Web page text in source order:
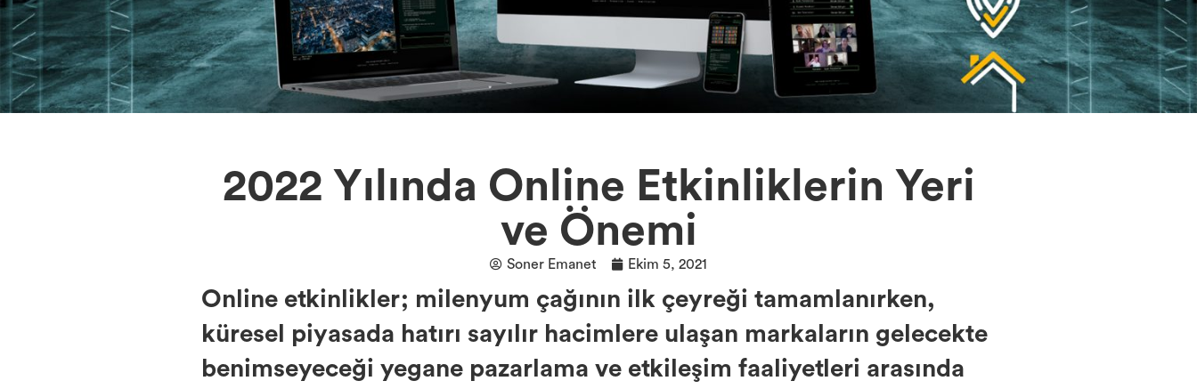
2022 Yılında Online Etkinliklerin Yeri
ve Önemi
Soner Emanet Ekim 5, 2021
Online etkinlikler; milenyum çağının ilk çeyreği tamamlanırken,
küresel piyasada hatırı sayılır hacimlere ulaşan markaların gelecekte
benimseyeceği yegane pazarlama ve etkileşim faaliyetleri arasında